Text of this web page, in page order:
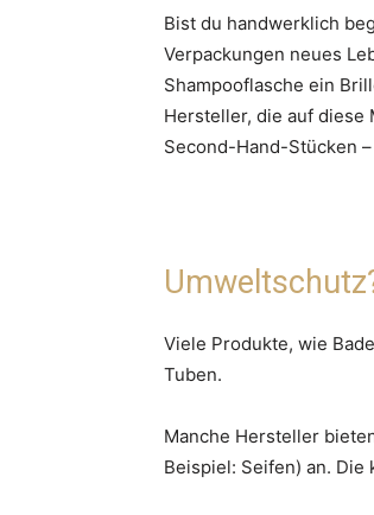
Bist du handwerklich
Verpackungen neues
Shampooflasche ein
Hersteller, die auf diese
Second-Hand-Stücken
Viele Produkte, wie
Tuben.
Manche Hersteller
Beispiel: Seifen) an. Die